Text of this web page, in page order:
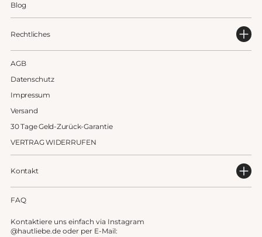
Blog
Rechtliches
AGB
Datenschutz
Impressum
Versand
30 Tage Geld-Zurück-Garantie
VERTRAG WIDERRUFEN
Kontakt
FAQ
Kontaktiere uns einfach via Instagram
@hautliebe.de oder per E-Mail: